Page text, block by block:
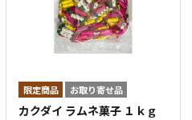
お取り寄せ品
カクダイ ラムネ菓子 １ｋｇ